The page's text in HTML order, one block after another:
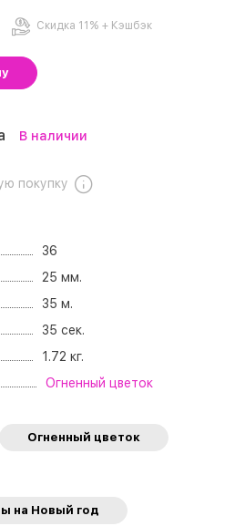
Скидка 11% + Кэшбэк
В наличии
покупку
36
25 мм.
35 м.
35 сек.
1.72 кг.
Огненный цветок
Огненный цветок
на Новый год